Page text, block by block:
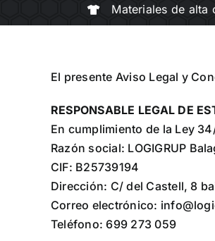
Materiales de alta
El presente Aviso Legal y
RESPONSABLE LEGAL DE
En cumplimiento de la Ley
Razón social: LOGIGRUP
CIF: B25739194
Dirección: C/ del Castell, 8
Correo electrónico:
Teléfono: 699 273 059